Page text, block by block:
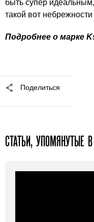
быть супер
такой вот
Подробнее о марке
Поделиться
СТАТЬИ, УПОМЯНУТЫЕ